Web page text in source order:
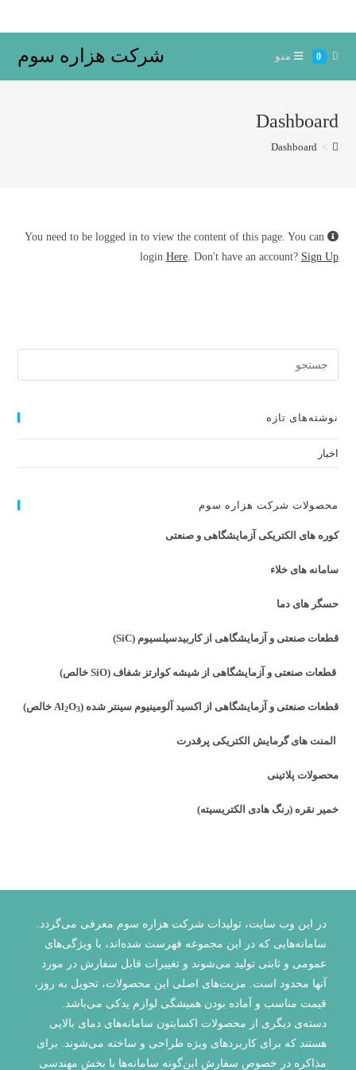
content
شرکت هزاره سوم 0 منو
Dashboard
>
Dashboard
You need to be logged in to view the content of this page. You can
login Here. Don't have an account? Sign Up
for:
نوشته‌های تازه
اخبار
محصولات شرکت هزاره سوم
کوره های الکتریکی آزمایشگاهی و صنعتی
سامانه های خلاء
حسگر های دما
قطعات صنعتی و آزمایشگاهی از کاربیدسیلسیوم (SiC)
قطعات صنعتی و آزمایشگاهی از شیشه کوارتز شفاف (SiO خالص)
قطعات صنعتی و آزمایشگاهی از اکسید آلومینیوم سینتر شده (Al 2O3 خالص)
المنت های گرمایش الکتریکی پرقدرت
محصولات پلاتینی
خمیر نقره (رنگ هادی الکتریسیته)
در این وب سایت، تولیدات شرکت هزاره سوم معرفی می‌گردد.
سامانه‌هایی که در این مجموعه فهرست شده‌اند، با ویژگی‌‌های
عمومی و ثابتی تولید می‌شوند و تغییرات قابل سفارش در مورد
آنها محدود است. مزیت‌های اصلی این محصولات، تحویل به روز،
قیمت مناسب و آماده بودن همیشگی لوازم یدکی می‌باشد.
دسته‌ی دیگری از محصولات اکسایتون سامانه‌های دمای بالایی
هستند که برای کاربردهای ویژه طراحی و ساخته می‌شوند. برای
مذاکره در خصوص سفارش این‌گونه سامانه‌ها با بخش مهندسی